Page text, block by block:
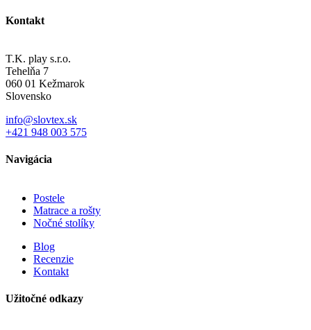
Kontakt
T.K. play s.r.o.
Tehelňa 7
060 01 Kežmarok
Slovensko
info@slovtex.sk
+421 948 003 575
Navigácia
Postele
Matrace a rošty
Nočné stolíky
Blog
Recenzie
Kontakt
Užitočné odkazy